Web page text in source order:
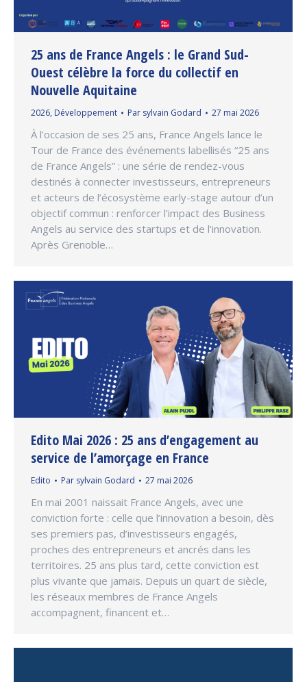
25 ans de France Angels : le Grand Sud-
Ouest célèbre la force du collectif en
Nouvelle Aquitaine
2026, Développement Par sylvain Godard 27 mai 2026
À l’occasion de ses 25 ans, France Angels lance le
Tour de France des événements labellisés “25 ans
de France Angels” : une série de rendez-vous
destinés à connecter investisseurs, entrepreneurs
et acteurs de l’écosystème early-stage autour d’un
objectif commun : renforcer l’impact des Business
Angels au service des startups et de l’innovation.
Après Grenoble…
Edito Mai 2026 : 25 ans d’engagement au
service de l’amorçage en France
Edito Par sylvain Godard 27 mai 2026
En mai 2001 naissait France Angels, avec une
conviction forte : celle que l’innovation a besoin, dès
ses premiers pas, d’investisseurs engagés,
proches des entrepreneurs et ancrés dans les
territoires. 25 ans plus tard, cette conviction est
plus vivante que jamais. Depuis un quart de siècle,
les réseaux membres de France Angels
accompagnent, financent et…